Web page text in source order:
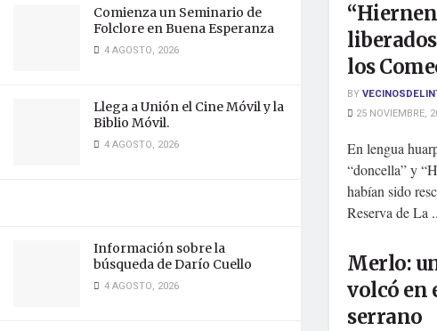
Comienza un Seminario de
Folclore en Buena Esperanza
4 AGOSTO, 2026
Llega a Unión el Cine Móvil y la
Biblio Móvil.
4 AGOSTO, 2026
Información sobre la
búsqueda de Darío Cuello
4 AGOSTO, 2026
los
BY
25 NOVIEMBRE,
En lengua
“doncella” y
habían sido
Reserva de La
Merlo:
volcó en
serrano